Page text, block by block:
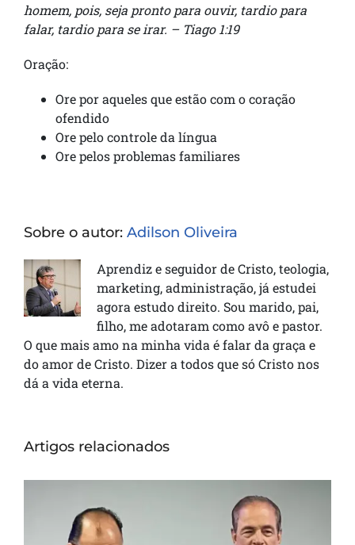
homem, pois, seja pronto para ouvir, tardio para
falar, tardio para se irar. – Tiago 1:19
Oração:
Ore por aqueles que estão com o coração
ofendido
Ore pelo controle da língua
Ore pelos problemas familiares
Sobre o autor: Adilson Oliveira
Aprendiz e seguidor de Cristo, teologia,
marketing, administração, já estudei
agora estudo direito. Sou marido, pai,
filho, me adotaram como avô e pastor.
O que mais amo na minha vida é falar da graça e
do amor de Cristo. Dizer a todos que só Cristo nos
dá a vida eterna.
Artigos relacionados